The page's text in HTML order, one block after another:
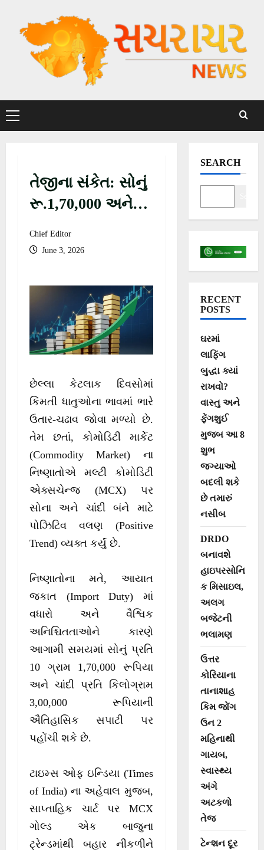
c
r
તેજીના સંકેત: સોનું
રૂ.1,70,000 અને
સુધી પહોંચવાનો
Chief Editor
June 3, 2026
છેલ્લા કેટલાક દિવસોમાં
કિંમતી ધાતુઓના ભાવમાં ભારે
ઉતાર-ચઢાવ જોવા મળ્યો છે.
તેમ છતાં, કોમોડિટી માર્કેટ
(Commodity Market) ના
નિષ્ણાતોએ મલ્ટી કોમોડિટી
એક્સચેન્જ (MCX) પર
સોના અને ચાંદી બંને માટે
પોઝિટિવ વલણ (Positive
Trend) વ્યક્ત કર્યું છે.
નિષ્ણાતોના મતે, આયાત
જકાત (Import Duty) માં
વધારો અને વૈશ્વિક
અનિશ્ચિતતાઓને કારણે
આગામી સમયમાં સોનું પ્રતિ
10 ગ્રામ 1,70,000 રૂપિયા
અને ચાંદી પ્રતિ કિલોગ્રામ
3,00,000 રૂપિયાની
ઐતિહાસિક સપાટી પર
પહોંચી શકે છે.
ટાઇમ્સ ઓફ ઇન્ડિયા (Times
of India) ના અહેવાલ મુજબ,
સાપ્તાહિક ચાર્ટ પર MCX
ગોલ્ડ એક બાજુના
ટ્રેન્ડમાંથી બહાર નીકળીને
SEARCH
RECENT
POSTS
ઘરમાં
લાફિંગ
બુદ્ધા ક્યાં
રાખવો?
વાસ્તુ અને
ફેંગશુઈ
મુજબ આ 8
શુભ
જગ્યાઓ
બદલી શકે
છે તમારું
નસીબ
DRDO
બનાવશે
હાઇપરસોનિ
ક મિસાઇલ,
અલગ
બજેટની
ભલામણ
ઉત્તર
કોરિયાના
તાનાશાહ
કિમ જોંગ
ઉન 2
મહિનાથી
ગાયબ,
સ્વાસ્થ્ય
અંગે
અટકળો
તેજ
ટેન્શન દૂર